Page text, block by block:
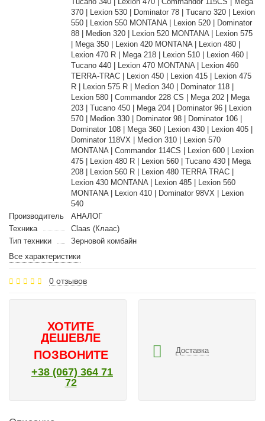
370 | Lexion 530 | Dominator 78 | Tucano 320 | Lexion
550 | Lexion 550 MONTANA | Lexion 520 | Dominator
88 | Medion 320 | Lexion 520 MONTANA | Lexion 575
| Mega 350 | Lexion 420 MONTANA | Lexion 480 |
Lexion 470 R | Mega 218 | Lexion 510 | Lexion 460 |
Tucano 440 | Lexion 470 MONTANA | Lexion 460
TERRA-TRAC | Lexion 450 | Lexion 415 | Lexion 475
R | Lexion 575 R | Medion 340 | Dominator 118 |
Lexion 580 | Commandor 228 CS | Mega 202 | Mega
203 | Tucano 450 | Mega 204 | Dominator 96 | Lexion
570 | Medion 330 | Dominator 98 | Dominator 106 |
Dominator 108 | Mega 360 | Lexion 430 | Lexion 405 |
Dominator 118VX | Medion 310 | Lexion 570
MONTANA | Commandor 114CS | Lexion 600 | Lexion
475 | Lexion 480 R | Lexion 560 | Tucano 430 | Mega
208 | Lexion 560 R | Lexion 480 TERRA TRAC |
Lexion 430 MONTANA | Lexion 485 | Lexion 560
MONTANA | Lexion 410 | Dominator 98VX | Lexion
540
Производитель
АНАЛОГ
Техника
Claas (Клаас)
Тип техники
Зерновой комбайн
Все характеристики
0 отзывов
ХОТИТЕ
ДЕШЕВЛЕ
ПОЗВОНИТЕ
+38 (067) 364 71
72
Доставка